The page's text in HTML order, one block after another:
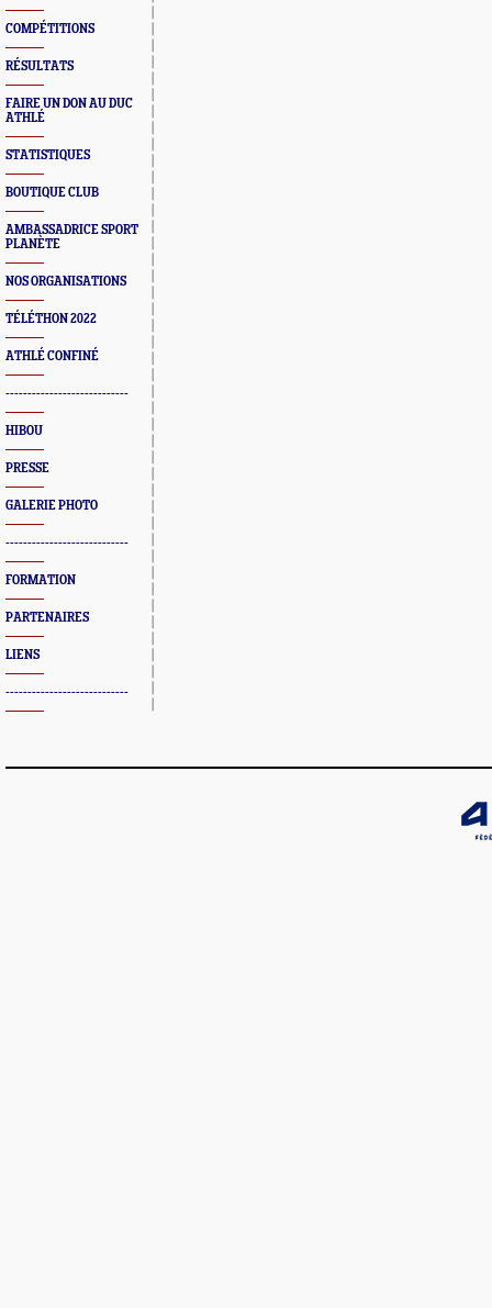
COMPÉTITIONS
RÉSULTATS
FAIRE UN DON AU DUC
ATHLÉ
STATISTIQUES
BOUTIQUE CLUB
AMBASSADRICE SPORT
PLANÈTE
NOS ORGANISATIONS
TÉLÉTHON 2022
ATHLÉ CONFINÉ
----------------------------
HIBOU
PRESSE
GALERIE PHOTO
----------------------------
FORMATION
PARTENAIRES
LIENS
----------------------------